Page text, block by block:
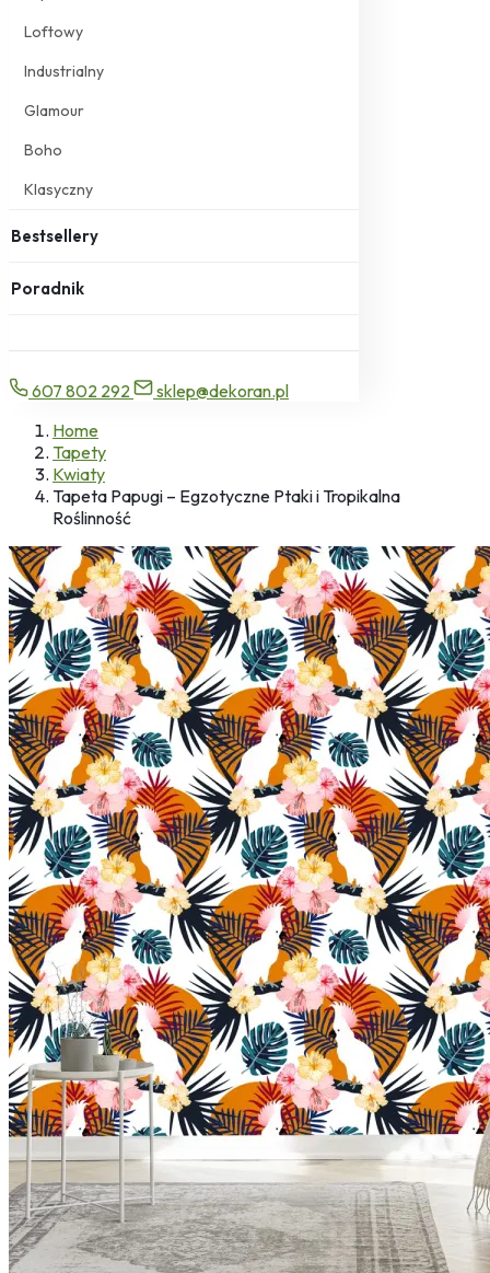
Loftowy
Industrialny
Glamour
Boho
Klasyczny
Bestsellery
Poradnik
607 802 292
sklep@dekoran.pl
Home
Tapety
Kwiaty
Tapeta Papugi – Egzotyczne Ptaki i Tropikalna
Roślinność